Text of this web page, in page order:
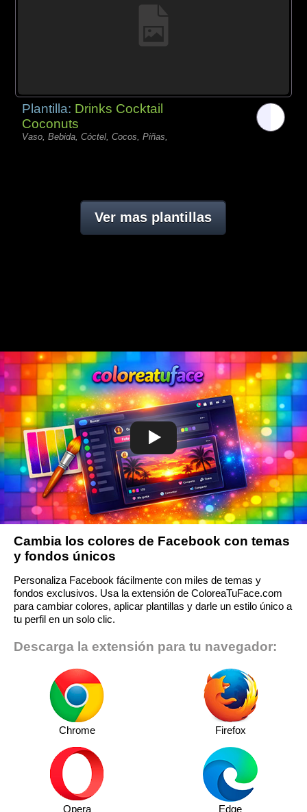
Plantilla: Drinks Cocktail
Coconuts
Vaso, Bebida, Cóctel, Cocos, Piñas,
Ver mas plantillas
Cambia los colores de Facebook con temas
y fondos únicos
Personaliza Facebook fácilmente con miles de temas y
fondos exclusivos. Usa la extensión de ColoreaTuFace.com
para cambiar colores, aplicar plantillas y darle un estilo único a
tu perfil en un solo clic.
Descarga la extensión para tu navegador:
Chrome Firefox
Opera Edge